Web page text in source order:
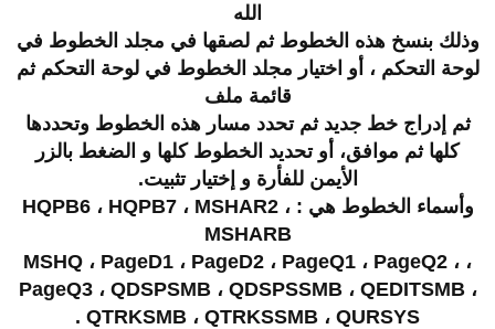
الله
وذلك بنسخ هذه الخطوط ثم لصقها في مجلد الخطوط في
لوحة التحكم ، أو اختيار مجلد الخطوط في لوحة التحكم ثم
قائمة ملف
ثم إدراج خط جديد ثم تحدد مسار هذه الخطوط وتحددها
كلها ثم موافق، أو تحديد الخطوط كلها و الضغط بالزر
الأيمن للفأرة و إختيار تثبيت.
وأسماء الخطوط هي : HQPB6 ، HQPB7 ، MSHAR2 ،
MSHARB
، MSHQ ، PageD1 ، PageD2 ، PageQ1 ، PageQ2 ،
PageQ3 ، QDSPSMB ، QDSPSSMB ، QEDITSMB ،
QTRKSMB ، QTRKSSMB ، QURSYS .